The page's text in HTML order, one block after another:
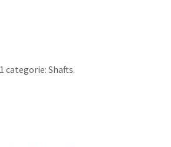
categorie: Shafts.